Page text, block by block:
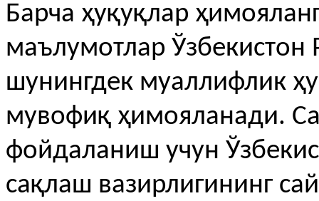
Барча ҳуқуқлар
маълумотлар Ўзбекистон
шунингдек муаллифлик
мувофиқ ҳимояланади.
фойдаланиш учун
сақлаш вазирлигининг